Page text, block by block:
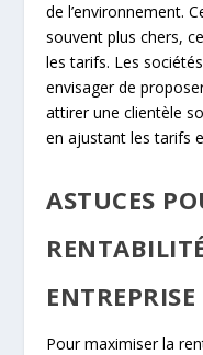
de l’environnement.
souvent plus chers,
les tarifs. Les
envisager de
attirer une clientèle
en ajustant les tarifs
ASTUCES
Pour maximiser la